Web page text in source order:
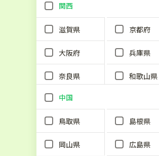
関西
滋賀県 京都府
大阪府 兵庫県
奈良県 和歌山県
中国
鳥取県 島根県
岡山県 広島県